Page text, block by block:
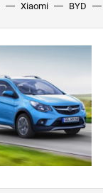
Xiaomi BYD